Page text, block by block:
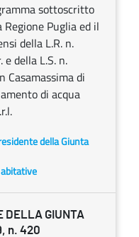
sottoscritto
Puglia ed il
della L.R. n.
della L.S. n.
Casamassima di
di acqua
della Giunta
DELLA GIUNTA
n. 420